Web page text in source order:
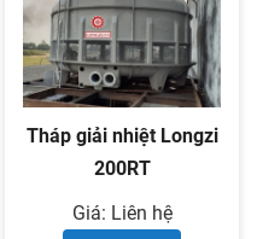
Tháp giải nhiệt Longzi
200RT
Giá: Liên hệ